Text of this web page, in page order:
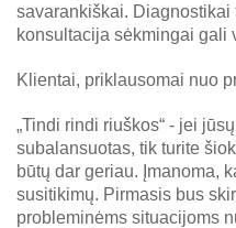
savarankiškai. Diagnostikai
konsultacija sėkmingai gali
Klientai, priklausomai nuo
„Tindi rindi riuškos“ - jei
subalansuotas, tik turite
būtų dar geriau. Įmanoma,
susitikimų. Pirmasis bus
probleminėms situacijoms